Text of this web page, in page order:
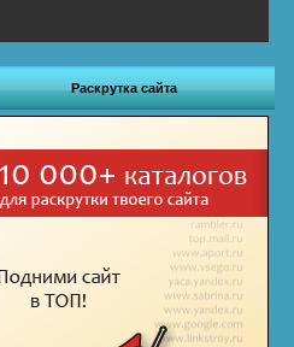
Раскрутка сайта